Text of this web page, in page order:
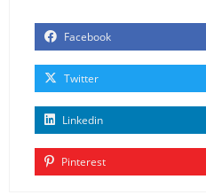
Facebook
Twitter
Linkedin
Pinterest